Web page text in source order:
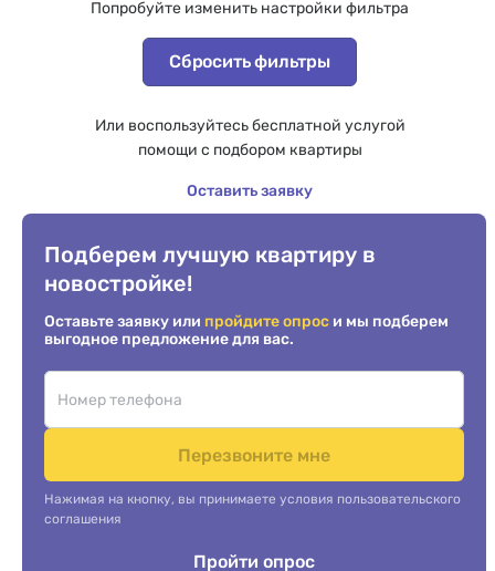
Попробуйте изменить настройки фильтра
Сбросить фильтры
Или воспользуйтесь бесплатной услугой
помощи с подбором квартиры
Оставить заявку
Подберем лучшую квартиру в
новостройке!
Оставьте заявку или пройдите опрос и мы подберем
выгодное предложение для вас.
Перезвоните мне
Нажимая на кнопку, вы принимаете условия пользовательского
соглашения
Пройти опрос